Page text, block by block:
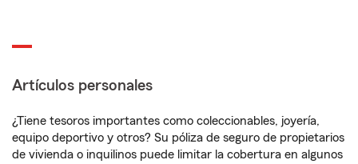
Artículos personales
¿Tiene tesoros importantes como coleccionables, joyería,
equipo deportivo y otros? Su póliza de seguro de propietarios
de vivienda o inquilinos puede limitar la cobertura en algunos